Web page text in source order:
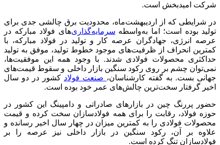
شرکت امیدبخش است.
در شرایطی که از اردیبهشت‌ماه، محدودیت برق چالشی جدی برای
تولید بوده است؛ اما به‌واسطه سرمایه‌گذاری‌های فولاد مبارکه در
عرصه انرژی، جهادگران عرصه کار و تولید در فولاد مبارکه، با
کمترین انحراف از ظرفیت‌های موجود خطوط تولید، موفق به تولید
حداکثری محصولات فولادی شدند. با وجود همه این موفقیت‌ها،
نمی‌توان چشم بر روی رکود سنگین بازار داخلی و سقوط قیمت‌های
جهانی بست. به گفته کارشناسان، صنعت فولاد کشور در دو سال
اخیر گرفتار سخت‌ترین چالش‌های عمر خود بوده است.
حضور پررنگ چین در بازارهای صادراتی و دامپینگ این کشور در
حوزه فولاد، رقابت را برای همه فولادسازان سخت کرده و قیمت
محصولات فولادی را به کمترین میزان در چهار سال اخیر رسانده و
علاوه بر آن، رکود سنگین در بازار داخلی نیز عرصه را بر
فولادسازان تنگ کرده است.